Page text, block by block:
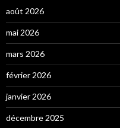
août 2026
mai 2026
mars 2026
février 2026
janvier 2026
décembre 2025